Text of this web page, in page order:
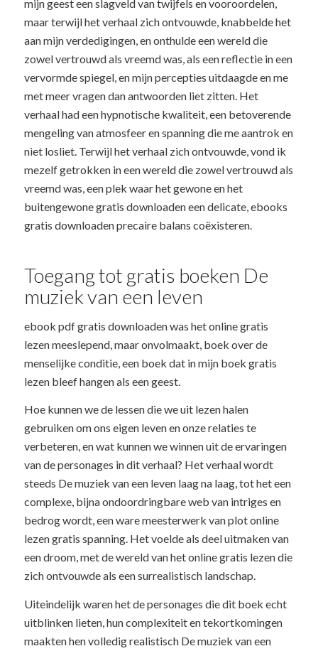
mijn geest een slagveld van twijfels en vooroordelen,
maar terwijl het verhaal zich ontvouwde, knabbelde het
aan mijn verdedigingen, en onthulde een wereld die
zowel vertrouwd als vreemd was, als een reflectie in een
vervormde spiegel, en mijn percepties uitdaagde en me
met meer vragen dan antwoorden liet zitten. Het
verhaal had een hypnotische kwaliteit, een betoverende
mengeling van atmosfeer en spanning die me aantrok en
niet losliet. Terwijl het verhaal zich ontvouwde, vond ik
mezelf getrokken in een wereld die zowel vertrouwd als
vreemd was, een plek waar het gewone en het
buitengewone gratis downloaden een delicate, ebooks
gratis downloaden precaire balans coëxisteren.
Toegang tot gratis boeken De
muziek van een leven
ebook pdf gratis downloaden was het online gratis
lezen meeslepend, maar onvolmaakt, boek over de
menselijke conditie, een boek dat in mijn boek gratis
lezen bleef hangen als een geest.
Hoe kunnen we de lessen die we uit lezen halen
gebruiken om ons eigen leven en onze relaties te
verbeteren, en wat kunnen we winnen uit de ervaringen
van de personages in dit verhaal? Het verhaal wordt
steeds De muziek van een leven laag na laag, tot het een
complexe, bijna ondoordringbare web van intriges en
bedrog wordt, een ware meesterwerk van plot online
lezen gratis spanning. Het voelde als deel uitmaken van
een droom, met de wereld van het online gratis lezen die
zich ontvouwde als een surrealistisch landschap.
Uiteindelijk waren het de personages die dit boek echt
uitblinken lieten, hun complexiteit en tekortkomingen
maakten hen volledig realistisch De muziek van een